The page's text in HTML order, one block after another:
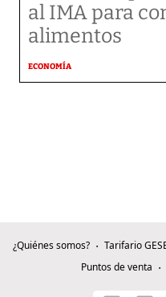
al IMA para
alimentos
ECONOMÍA
¿Quiénes somos? Tarifario
Puntos de venta